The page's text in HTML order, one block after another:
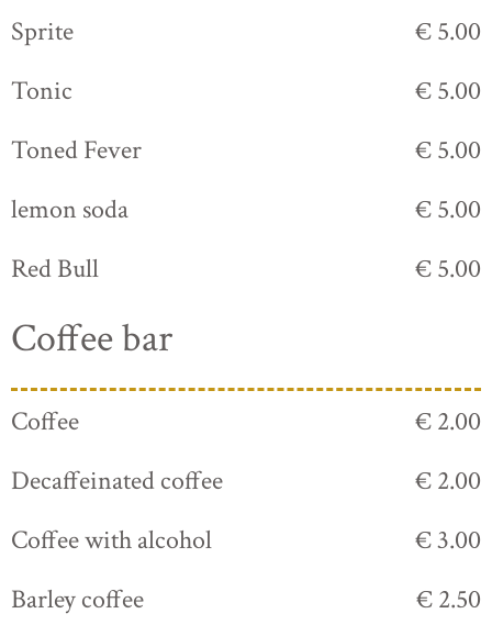
Sprite
€ 5.00
Tonic
€ 5.00
Toned Fever
€ 5.00
lemon soda
€ 5.00
Red Bull
€ 5.00
Coffee bar
Coffee
€ 2.00
Decaffeinated coffee
€ 2.00
Coffee with alcohol
€ 3.00
Barley coffee
€ 2.50